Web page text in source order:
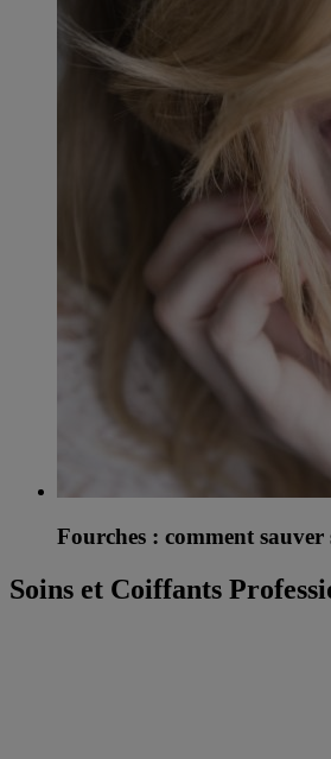
Fourches : comment sauver
Soins et Coiffants